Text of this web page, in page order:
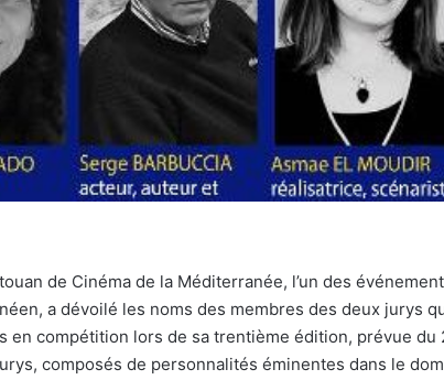
de Cinéma de la Méditerranée, l’un des
a dévoilé les noms des membres des deux jurys
en compétition lors de sa trentième édition, prévue du
composés de personnalités éminentes dans le